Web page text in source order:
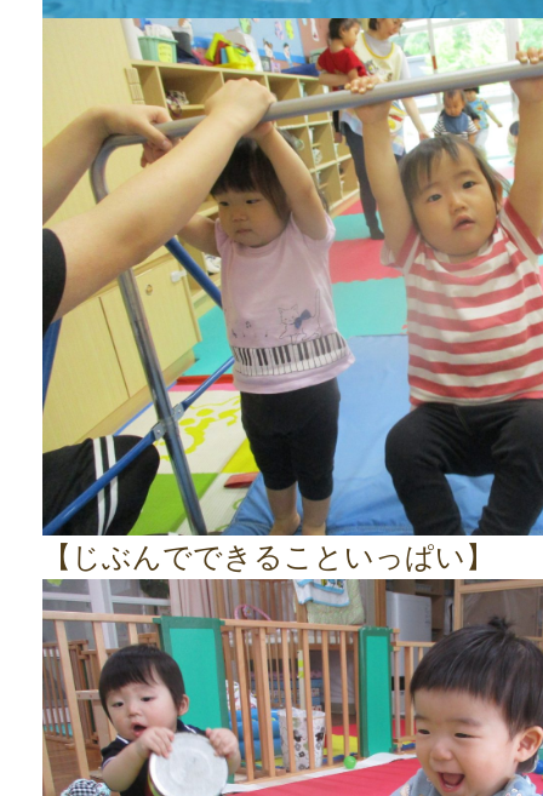
【じぶんでできることいっぱい】